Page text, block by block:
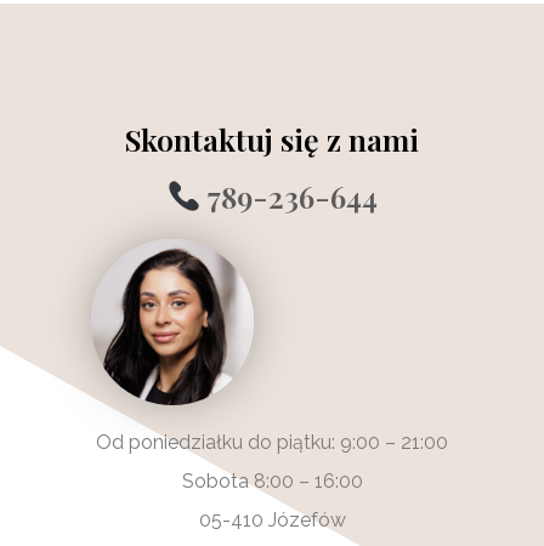
Skontaktuj się z nami
789-236-644
Od poniedziałku do piątku: 9:00 – 21:00
Sobota 8:00 – 16:00
05-410 Józefów